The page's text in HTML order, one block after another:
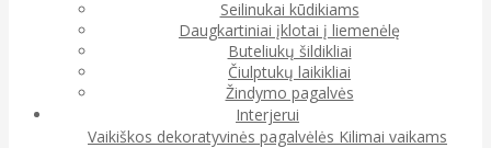
Seilinukai kūdikiams
Daugkartiniai įklotai į liemenėlę
Buteliukų šildikliai
Čiulptukų laikikliai
Žindymo pagalvės
Interjerui
Vaikiškos dekoratyvinės pagalvėlės Kilimai vaikams